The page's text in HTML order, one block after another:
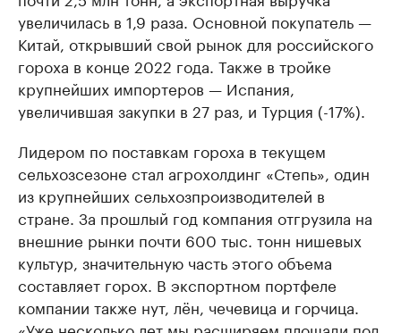
увеличилась в 1,9 раза. Основной покупатель —
Китай, открывший свой рынок для российского
гороха в конце 2022 года. Также в тройке
крупнейших импортеров — Испания,
увеличившая закупки в 27 раз, и Турция (-17%).
Лидером по поставкам гороха в текущем
сельхозсезоне стал агрохолдинг «Степь», один
из крупнейших сельхозпроизводителей в
стране. За прошлый год компания отгрузила на
внешние рынки почти 600 тыс. тонн нишевых
культур, значительную часть этого объема
составляет горох. В экспортном портфеле
компании также нут, лён, чечевица и горчица.